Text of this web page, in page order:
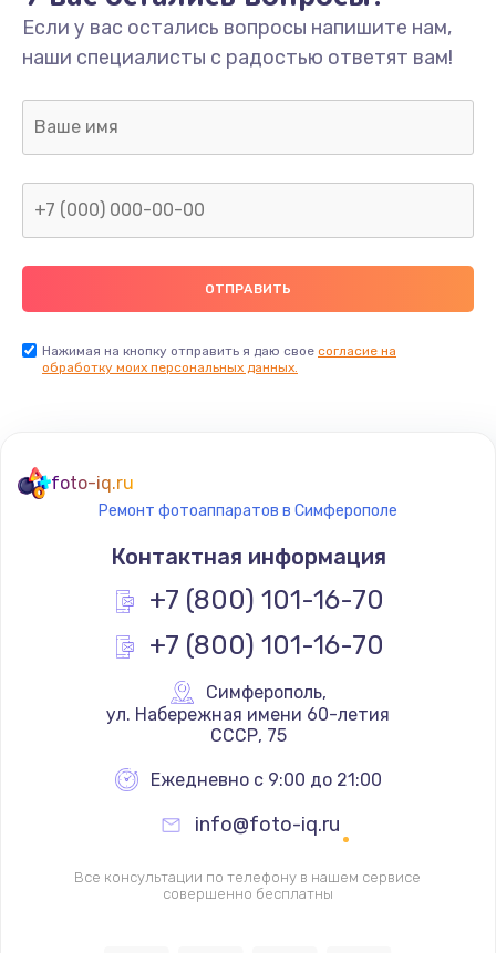
Замена/Pемонт карбюратора
1300 руб.
Заказать
Ремонт капиллярной трубки
400 руб.
Заказать
Замена термостата
1200 руб.
Заказать
Замена реле
Заказать
Замена термопредохранителя
Заказать
Замена ТЭНа
Если у вас остались вопросы напишите нам,
наши специалисты с радостью ответят вам!
Нажимая на кнопку отправить я даю свое согласие на
обработку моих персональных данных.
foto-iq.ru
Ремонт фотоаппаратов в Симферополе
Контактная информация
+7 (800) 101-16-70
+7 (800) 101-16-70
Симферополь,
СССР, 75
Ежедневно с 9:00 до 21:00
info@foto-iq.ru
Все консультации по телефону в нашем сервисе
совершенно бесплатны